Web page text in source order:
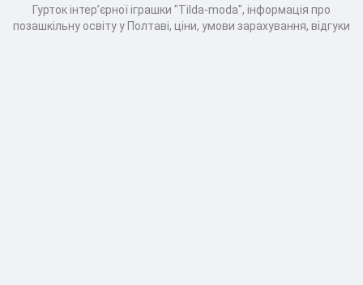
Гурток інтер’єрної іграшки "Tilda-moda", інформація про
позашкільну освіту у Полтаві, ціни, умови зарахування, відгуки